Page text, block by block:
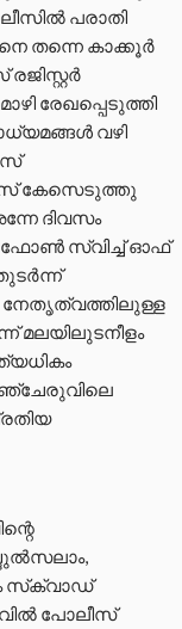
പരാതി
തന്നെ കാക്കൂർ
രേഖപ്പെടുത്തി
വഴി
കേസെടുത്തു
ദിവസം
സ്വിച്ച് ഓഫ്‌
നേതൃത്വത്തിലുള്ള
സ്‌ക്വാഡ്
പോലീസ്